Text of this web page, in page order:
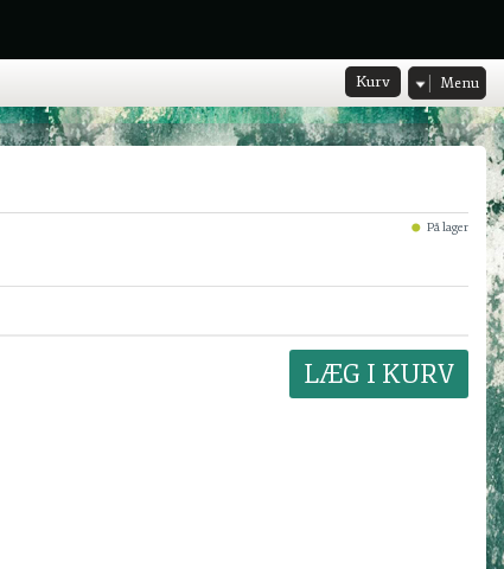
Kurv Menu
På lager